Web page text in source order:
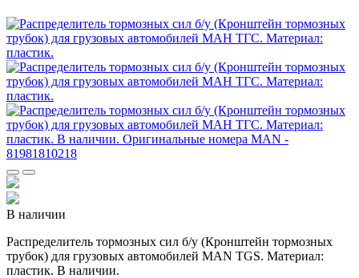
В наличии
Распределитель тормозных сил б/у (Кронштейн тормозных
трубок) для грузовых автомобилей MAN TGS. Материал:
пластик. В наличии.